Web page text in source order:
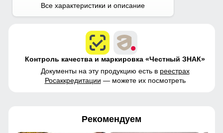
Все характеристики и описание
Контроль качества и маркировка «Честный ЗНАК»
Документы на эту продукцию есть в реестрах
Росаккредитации — можете их посмотреть
Рекомендуем